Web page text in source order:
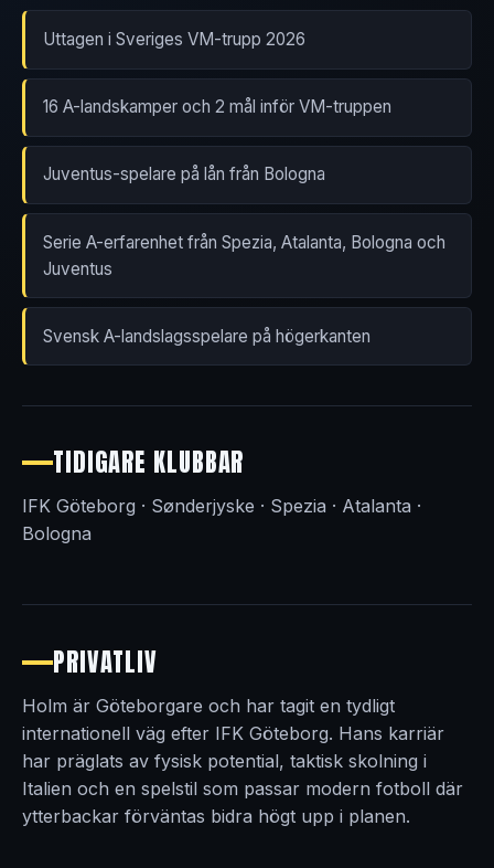
Uttagen i Sveriges VM-trupp 2026
16 A-landskamper och 2 mål inför VM-truppen
Juventus-spelare på lån från Bologna
Serie A-erfarenhet från Spezia, Atalanta, Bologna och
Juventus
Svensk A-landslagsspelare på högerkanten
TIDIGARE KLUBBAR
IFK Göteborg · Sønderjyske · Spezia · Atalanta ·
Bologna
PRIVATLIV
Holm är Göteborgare och har tagit en tydligt
internationell väg efter IFK Göteborg. Hans karriär
har präglats av fysisk potential, taktisk skolning i
Italien och en spelstil som passar modern fotboll där
ytterbackar förväntas bidra högt upp i planen.